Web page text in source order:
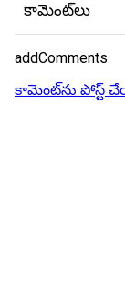
కామెంట్‌లు
addComments
కామెంట్‌ను పోస్ట్